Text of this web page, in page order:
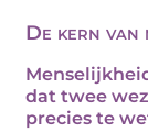
De kern van
dat twee
precies te